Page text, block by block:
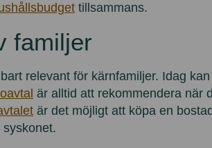
tillsammans.
familjer
relevant för kärnfamiljer. Idag
är alltid att rekommendera när
är det möjligt att köpa en